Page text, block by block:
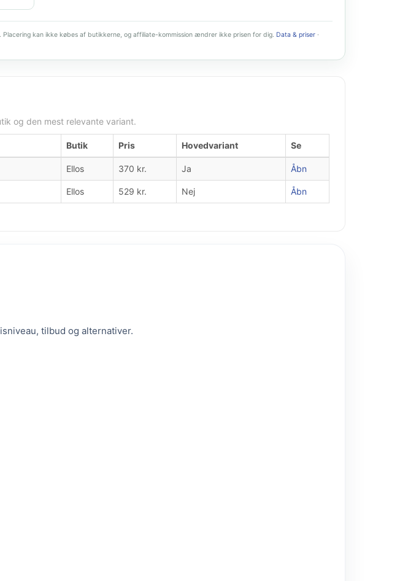
kan ikke købes af butikkerne, og affiliate-kommission ændrer ikke prisen for dig. Data & priser ·
og den mest relevante variant.
Butik Pris Hovedvariant Se
Ellos 370 kr. Ja Åbn
Ellos 529 kr. Nej Åbn
tilbud og alternativer.